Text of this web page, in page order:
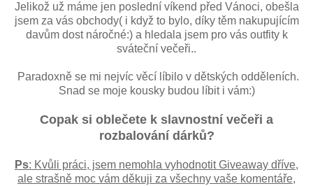
Jelikož už máme jen poslední víkend před Vánoci, obešla
jsem za vás obchody( i když to bylo, díky těm nakupujícím
davům dost náročné:) a hledala jsem pro vás outfity k
sváteční večeři..
Paradoxně se mi nejvíc věcí líbilo v dětských odděleních.
Snad se moje kousky budou líbit i vám:)
Copak si oblečete k slavnostní večeři a
rozbalování dárků?
Ps: Kvůli práci, jsem nemohla vyhodnotit Giveaway dříve,
ale strašně moc vám děkuji za všechny vaše komentáře,